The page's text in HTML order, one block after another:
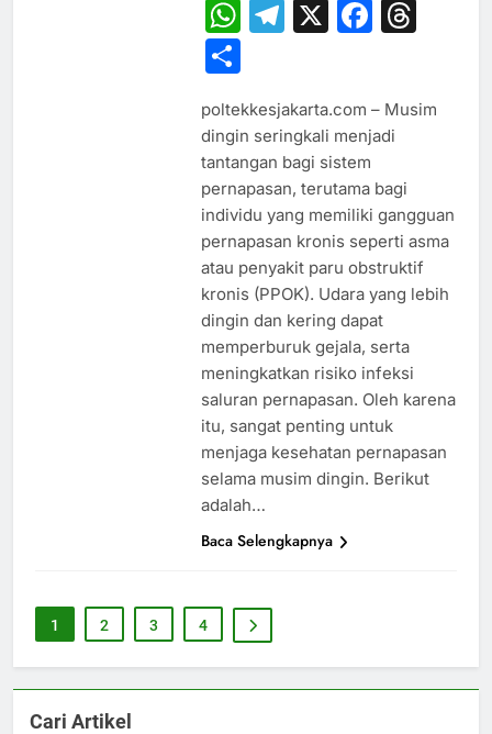
WhatsApp
Telegram
X
Share
poltekkesjakarta.com – Musim
dingin seringkali menjadi
tantangan bagi sistem
pernapasan, terutama bagi
individu yang memiliki gangguan
pernapasan kronis seperti asma
atau penyakit paru obstruktif
kronis (PPOK). Udara yang lebih
dingin dan kering dapat
memperburuk gejala, serta
meningkatkan risiko infeksi
saluran pernapasan. Oleh karena
itu, sangat penting untuk
menjaga kesehatan pernapasan
selama musim dingin. Berikut
adalah…
Baca Selengkapnya
1 2 3 4
Cari Artikel